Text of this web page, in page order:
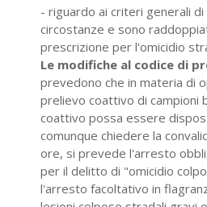
- riguardo ai criteri generali
circostanze e sono
prescrizione per l'omicidio
Le modifiche al codice di
prevedono che in materia di
prelievo coattivo di campioni
coattivo possa essere
comunque chiedere la
ore, si prevede l'arresto
per il delitto di "omicidio
l'arresto facoltativo in